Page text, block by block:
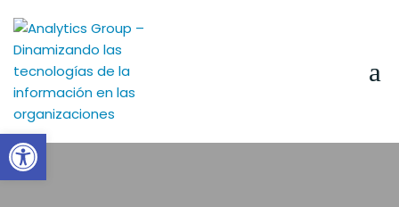
to
content
Abrir barra de herramientas